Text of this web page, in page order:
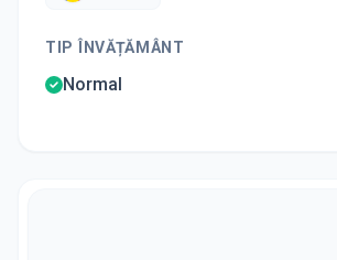
TIP ÎNVĂȚĂMÂNT
Normal